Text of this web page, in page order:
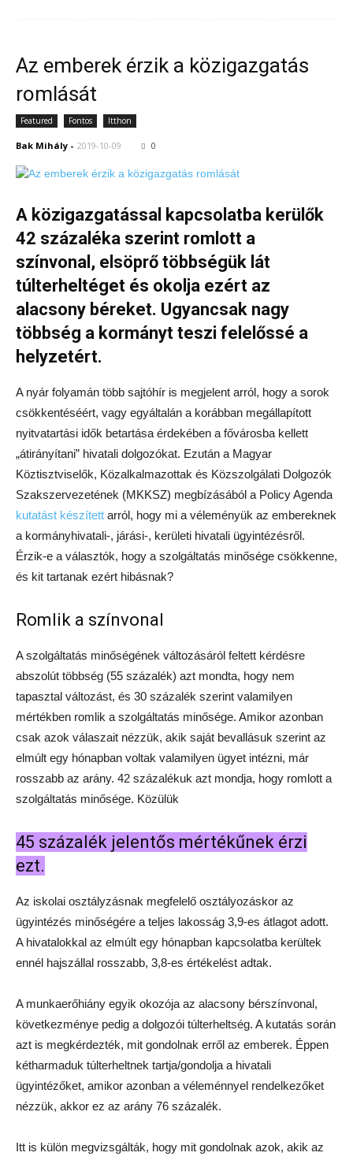
Az emberek érzik a közigazgatás
romlását
Featured Fontos Itthon
Bak Mihály - 2019-10-09 0
A közigazgatással kapcsolatba kerülők
42 százaléka szerint romlott a
színvonal, elsöprő többségük lát
túlterheltéget és okolja ezért az
alacsony béreket. Ugyancsak nagy
többség a kormányt teszi felelőssé a
helyzetért.
A nyár folyamán több sajtóhír is megjelent arról, hogy a sorok
csökkentéséért, vagy egyáltalán a korábban megállapított
nyitvatartási idők betartása érdekében a fővárosba kellett
„átirányítani” hivatali dolgozókat. Ezután a Magyar
Köztisztviselők, Közalkalmazottak és Közszolgálati Dolgozók
Szakszervezetének (MKKSZ) megbízásából a Policy Agenda
kutatást készített arról, hogy mi a véleményük az embereknek
a kormányhivatali-, járási-, kerületi hivatali ügyintézésről.
Érzik-e a választók, hogy a szolgáltatás minősége csökkenne,
és kit tartanak ezért hibásnak?
Romlik a színvonal
A szolgáltatás minőségének változásáról feltett kérdésre
abszolút többség (55 százalék) azt mondta, hogy nem
tapasztal változást, és 30 százalék szerint valamilyen
mértékben romlik a szolgáltatás minősége. Amikor azonban
csak azok válaszait nézzük, akik saját bevallásuk szerint az
elmúlt egy hónapban voltak valamilyen ügyet intézni, már
rosszabb az arány. 42 százalékuk azt mondja, hogy romlott a
szolgáltatás minősége. Közülük
45 százalék jelentős mértékűnek érzi
ezt.
Az iskolai osztályzásnak megfelelő osztályozáskor az
ügyintézés minőségére a teljes lakosság 3,9-es átlagot adott.
A hivatalokkal az elmúlt egy hónapban kapcsolatba kerültek
ennél hajszállal rosszabb, 3,8-es értékelést adtak.
A munkaerőhiány egyik okozója az alacsony bérszínvonal,
következménye pedig a dolgozói túlterheltség. A kutatás során
azt is megkérdezték, mit gondolnak erről az emberek. Éppen
kétharmaduk túlterheltnek tartja/gondolja a hivatali
ügyintézőket, amikor azonban a véleménnyel rendelkezőket
nézzük, akkor ez az arány 76 százalék.
Itt is külön megvizsgálták, hogy mit gondolnak azok, akik az